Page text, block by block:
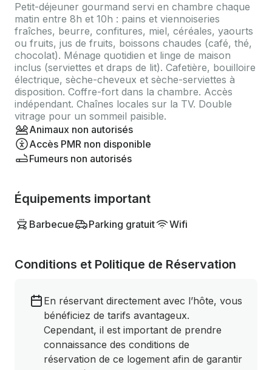
Petit-déjeuner gourmand servi en chambre chaque
matin entre 8h et 10h : pains et viennoiseries
fraîches, beurre, confitures, miel, céréales, yaourts
ou fruits, jus de fruits, boissons chaudes (café, thé,
chocolat). Ménage quotidien et linge de maison
inclus (serviettes et draps de lit). Cafetière, bouilloire
électrique, sèche-cheveux et sèche-serviettes à
disposition. Coffre-fort dans la chambre. Accès
indépendant. Chaînes locales sur la TV. Double
vitrage pour un sommeil paisible.
Animaux non autorisés
Accès PMR non disponible
Fumeurs non autorisés
Équipements important
Barbecue Parking gratuit Wifi
Conditions et Politique de Réservation
En réservant directement avec l’hôte, vous
bénéficiez de tarifs avantageux.
Cependant, il est important de prendre
connaissance des conditions de
réservation de ce logement afin de garantir